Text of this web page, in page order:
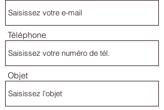
Téléphone
Objet